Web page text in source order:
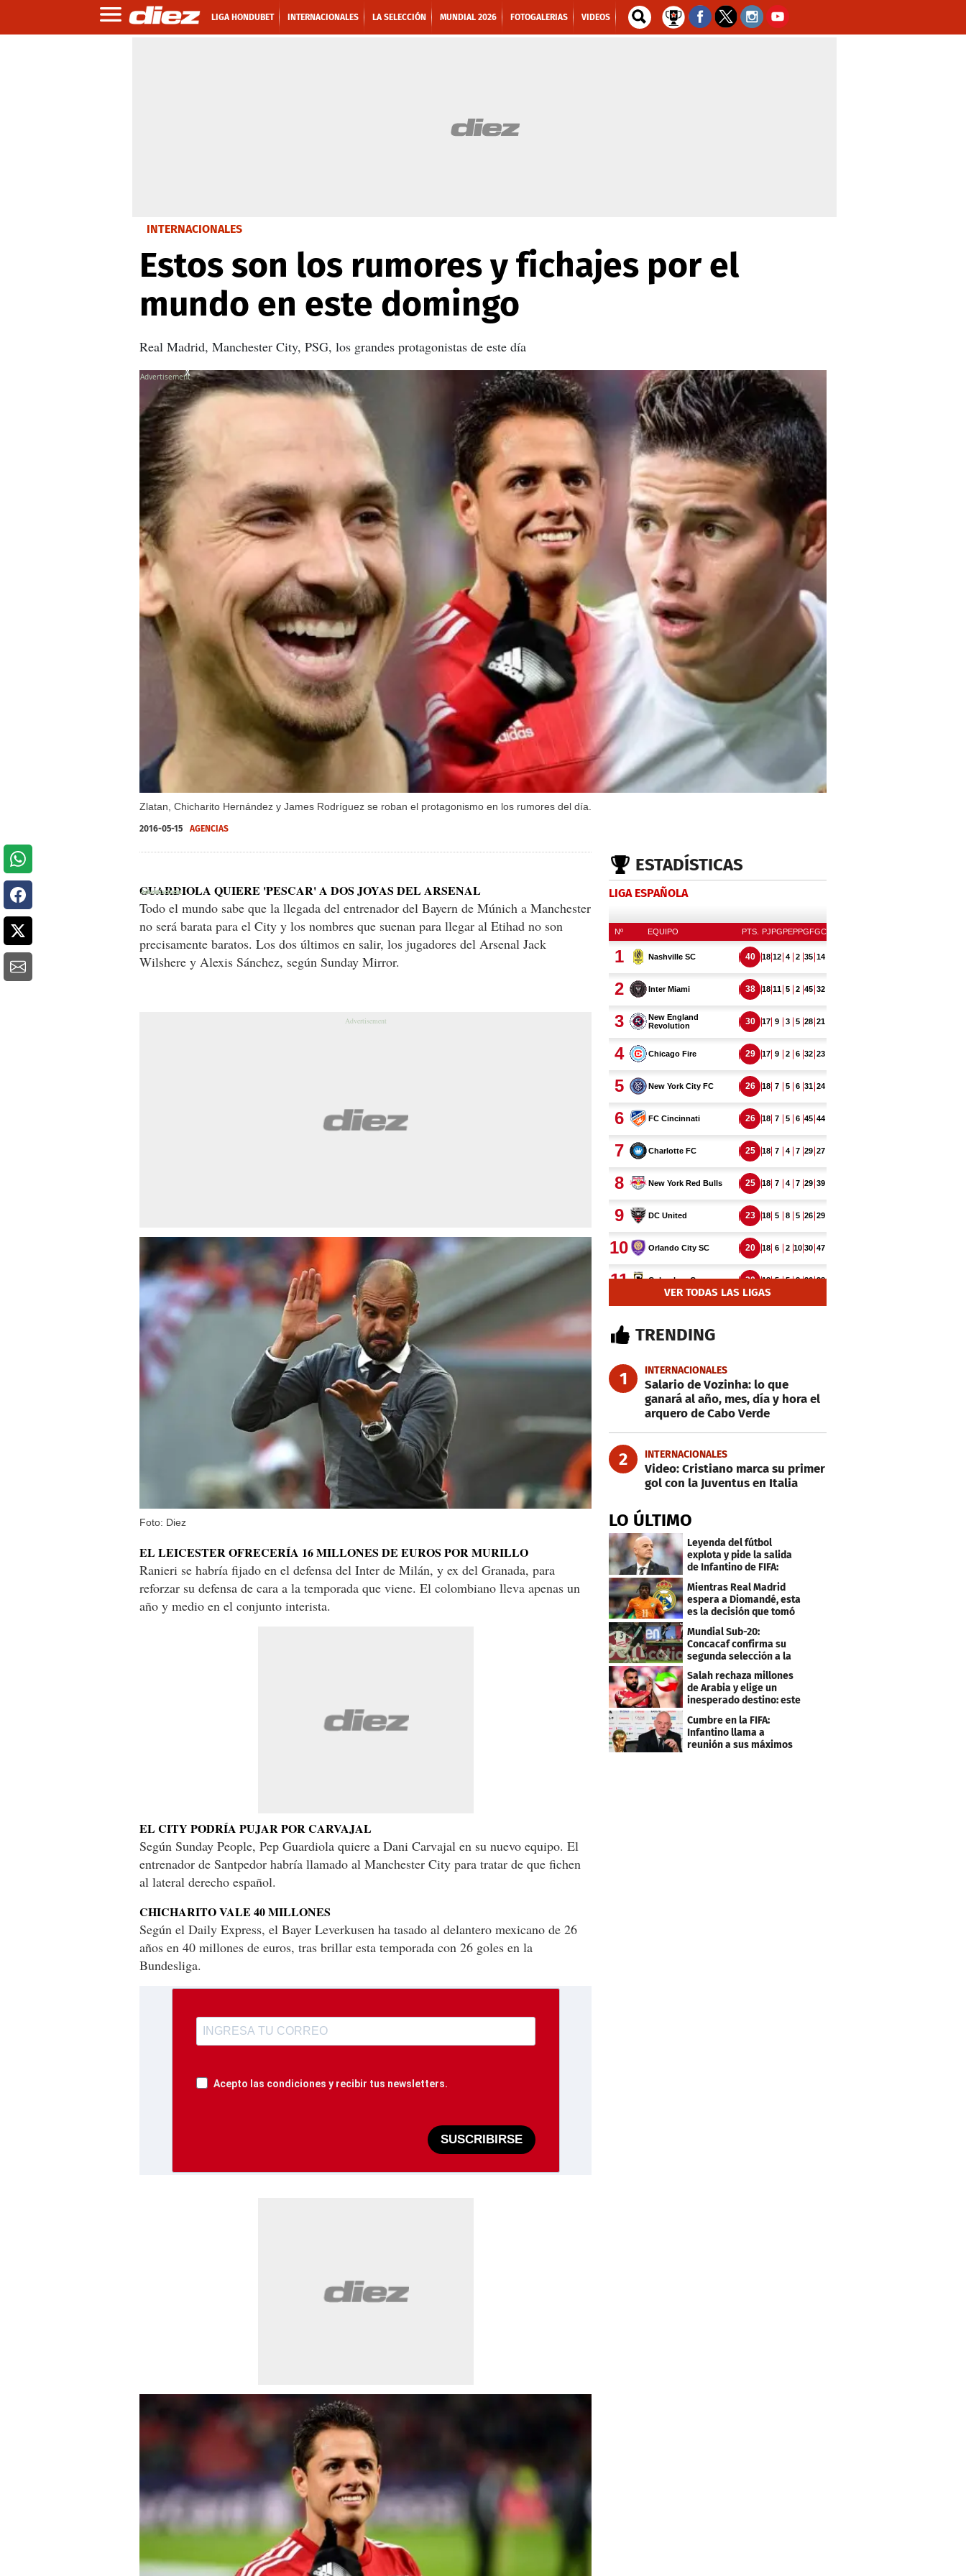
LIGA HONDUBET INTERNACIONALES LA SELECCIÓN MUNDIAL 2026 FOTOGALERIAS VIDEOS
INTERNACIONALES
Estos son los rumores y fichajes por el
mundo en este domingo
Real Madrid, Manchester City, PSG, los grandes protagonistas de este día
Zlatan, Chicharito Hernández y James Rodríguez se roban el protagonismo en los rumores del día.
X
X
X
X
X
X
X
2016-05-15 AGENCIAS
GUARDIOLA QUIERE 'PESCAR' A DOS JOYAS DEL ARSENAL
Todo el mundo sabe que la llegada del entrenador del Bayern de Múnich a Manchester
no será barata para el City y los nombres que suenan para llegar al Etihad no son
precisamente baratos. Los dos últimos en salir, los jugadores del Arsenal Jack
Wilshere y Alexis Sánchez, según Sunday Mirror.
Foto: Diez
EL LEICESTER OFRECERÍA 16 MILLONES DE EUROS POR MURILLO
Ranieri se habría fijado en el defensa del Inter de Milán, y ex del Granada, para
reforzar su defensa de cara a la temporada que viene. El colombiano lleva apenas un
año y medio en el conjunto interista.
EL CITY PODRÍA PUJAR POR CARVAJAL
Según Sunday People, Pep Guardiola quiere a Dani Carvajal en su nuevo equipo. El
entrenador de Santpedor habría llamado al Manchester City para tratar de que fichen
al lateral derecho español.
CHICHARITO VALE 40 MILLONES
Según el Daily Express, el Bayer Leverkusen ha tasado al delantero mexicano de 26
años en 40 millones de euros, tras brillar esta temporada con 26 goles en la
Bundesliga.
Acepto las condiciones y recibir tus newsletters.
SUSCRIBIRSE
ESTADÍSTICAS
LIGA ESPAÑOLA
VER TODAS LAS LIGAS
TRENDING
1 INTERNACIONALES
Salario de Vozinha: lo que
ganará al año, mes, día y hora el
arquero de Cabo Verde
2 INTERNACIONALES
Video: Cristiano marca su primer
gol con la Juventus en Italia
LO ÚLTIMO
Leyenda del fútbol
explota y pide la salida
de Infantino de FIFA:
"Deshonesto y cobarde"
Mientras Real Madrid
espera a Diomandé, esta
es la decisión que tomó
el jugador
Mundial Sub-20:
Concacaf confirma su
segunda selección a la
Copa del Mundo 2027
Salah rechaza millones
de Arabia y elige un
inesperado destino: este
será su club
Cumbre en la FIFA:
Infantino llama a
reunión a sus máximos